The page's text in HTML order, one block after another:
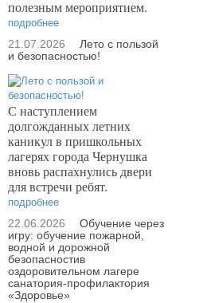
полезным мероприятием.
подробнее
21.07.2026
Лето с пользой
и безопасностью!
С наступлением
долгожданных летних
каникул в пришкольных
лагерях города Чернушка
вновь распахнулись двери
для встречи ребят.
подробнее
22.06.2026
Обучение через
игру: обучение пожарной,
водной и дорожной
безопасностив
оздоровительном лагере
санатория-профилактория
«Здоровье»